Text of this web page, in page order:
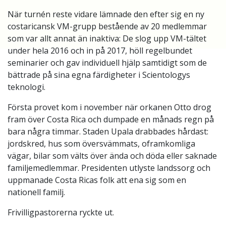
När turnén reste vidare lämnade den efter sig en ny
costaricansk VM-grupp bestående av 20 medlemmar
som var allt annat än inaktiva: De slog upp VM-tältet
under hela 2016 och in på 2017, höll regelbundet
seminarier och gav individuell hjälp samtidigt som de
bättrade på sina egna färdigheter i Scientologys
teknologi.
Första provet kom i november när orkanen Otto drog
fram över Costa Rica och dumpade en månads regn på
bara några timmar. Staden Upala drabbades hårdast:
jordskred, hus som översvämmats, oframkomliga
vägar, bilar som välts över ända och döda eller saknade
familjemedlemmar. Presidenten utlyste landssorg och
uppmanade Costa Ricas folk att ena sig som en
nationell familj.
Frivilligpastorerna ryckte ut.